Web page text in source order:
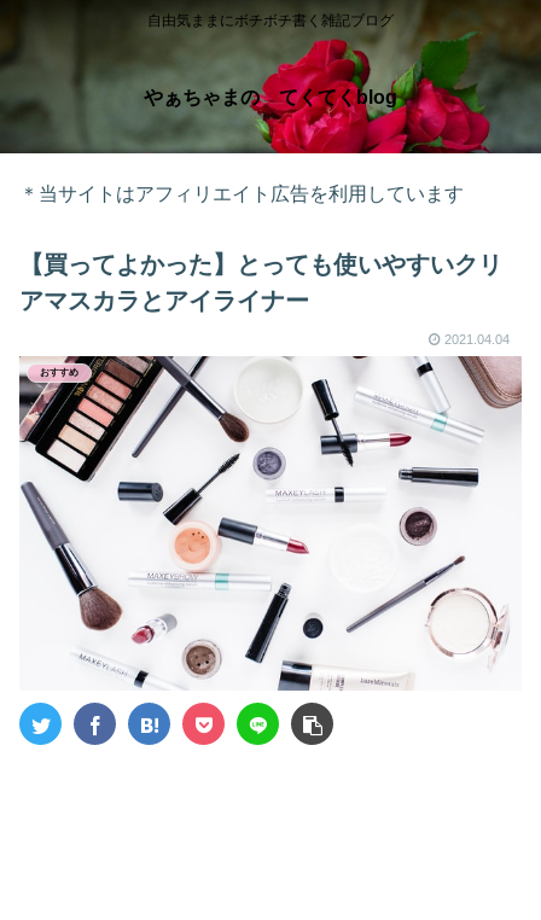
自由気ままにボチボチ書く雑記ブログ
やぁちゃまの てくてくblog
＊当サイトはアフィリエイト広告を利用しています
【買ってよかった】とっても使いやすいクリ
アマスカラとアイライナー
2021.04.04
おすすめ